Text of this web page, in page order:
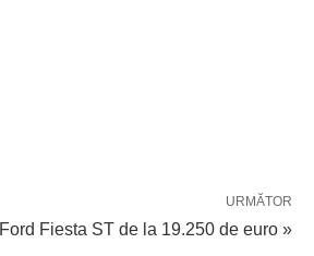
URMĂTOR
Ford Fiesta ST de la 19.250 de euro »